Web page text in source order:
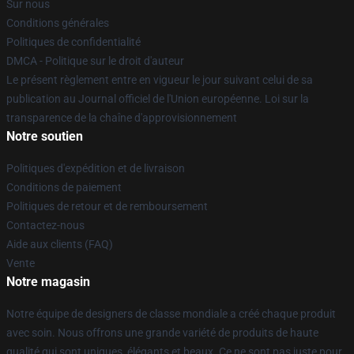
Sur nous
Conditions générales
Politiques de confidentialité
DMCA - Politique sur le droit d'auteur
Le présent règlement entre en vigueur le jour suivant celui de sa
publication au Journal officiel de l'Union européenne. Loi sur la
transparence de la chaîne d'approvisionnement
Notre soutien
Politiques d'expédition et de livraison
Conditions de paiement
Politiques de retour et de remboursement
Contactez-nous
Aide aux clients (FAQ)
Vente
Notre magasin
Notre équipe de designers de classe mondiale a créé chaque produit
avec soin. Nous offrons une grande variété de produits de haute